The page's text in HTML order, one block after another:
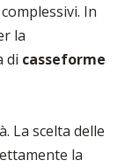
In
la
di casseforme
La scelta delle
la